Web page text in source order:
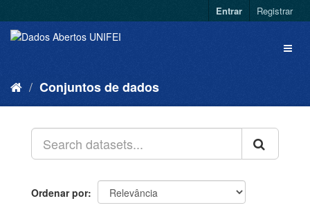
Entrar Registrar
Conjuntos de dados
Ordenar por